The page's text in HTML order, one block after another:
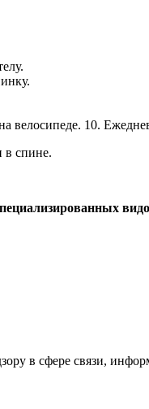
велосипеде. 10.
в спине.
в сфере связи,